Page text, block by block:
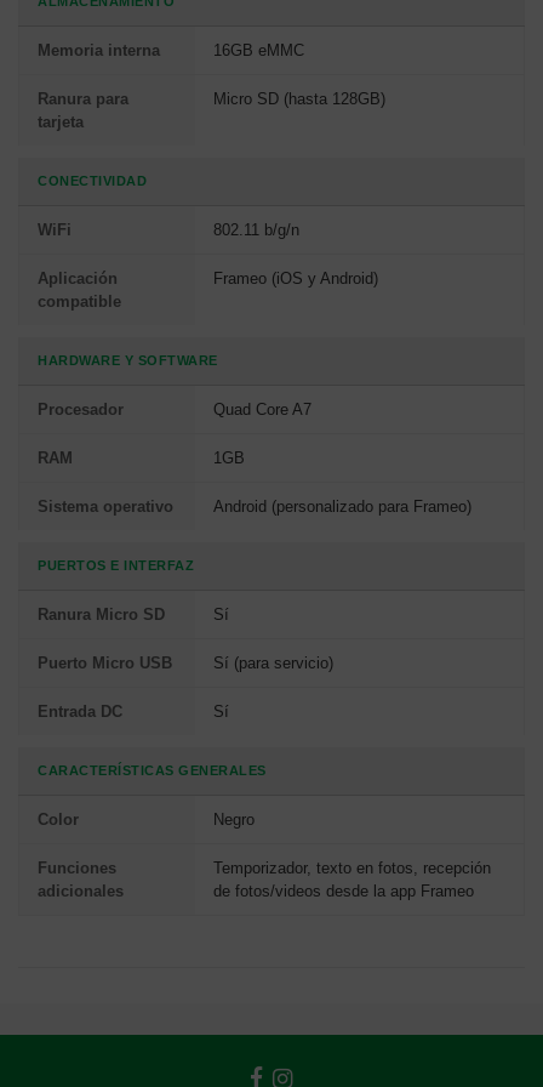
Memoria interna 16GB eMMC
Ranura para
tarjeta
Micro SD (hasta 128GB)
CONECTIVIDAD
WiFi 802.11 b/g/n
Aplicación
compatible
Frameo (iOS y Android)
HARDWARE Y SOFTWARE
Procesador Quad Core A7
RAM 1GB
Sistema operativo Android (personalizado para Frameo)
PUERTOS E INTERFAZ
Ranura Micro SD Sí
Puerto Micro USB Sí (para servicio)
Entrada DC Sí
CARACTERÍSTICAS GENERALES
Color Negro
Funciones
adicionales
Temporizador, texto en fotos, recepción
de fotos/videos desde la app Frameo